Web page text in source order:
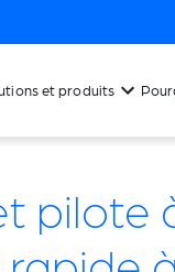
et produits
pilote